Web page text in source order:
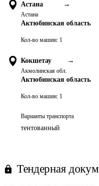
Астана →
Астана
Актюбинская область
Кол-во машин: 1
Кокшетау →
Акмолинская обл.
Актюбинская область
Кол-во машин: 1
Варианты транспорта
тентованный
Тендерная